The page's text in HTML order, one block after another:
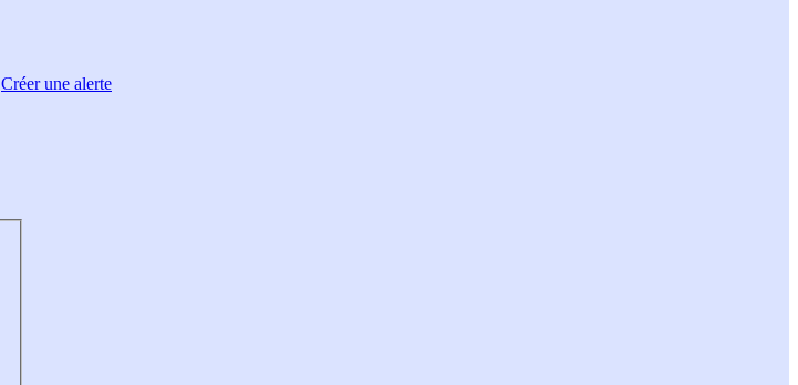
Créer une alerte